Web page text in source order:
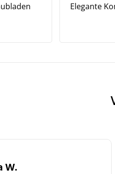
Elegante
W.